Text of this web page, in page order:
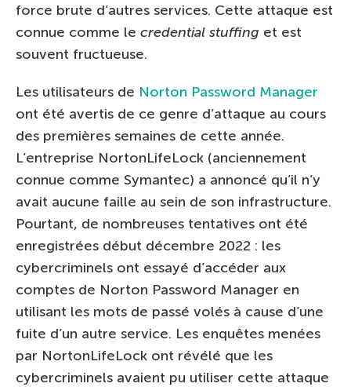
force brute d’autres services. Cette attaque est
connue comme le credential stuffing et est
souvent fructueuse.
Les utilisateurs de Norton Password Manager
ont été avertis de ce genre d’attaque au cours
des premières semaines de cette année.
L’entreprise NortonLifeLock (anciennement
connue comme Symantec) a annoncé qu’il n’y
avait aucune faille au sein de son infrastructure.
Pourtant, de nombreuses tentatives ont été
enregistrées début décembre 2022 : les
cybercriminels ont essayé d’accéder aux
comptes de Norton Password Manager en
utilisant les mots de passé volés à cause d’une
fuite d’un autre service. Les enquêtes menées
par NortonLifeLock ont révélé que les
cybercriminels avaient pu utiliser cette attaque